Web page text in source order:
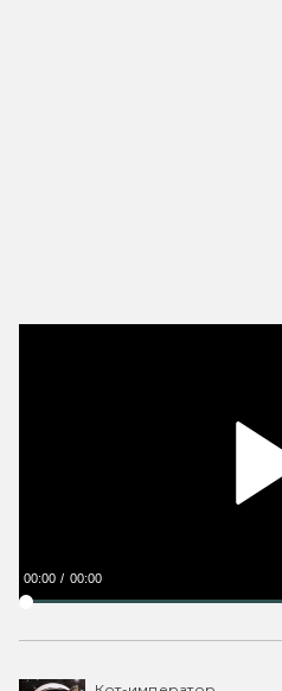
00:00 00:00